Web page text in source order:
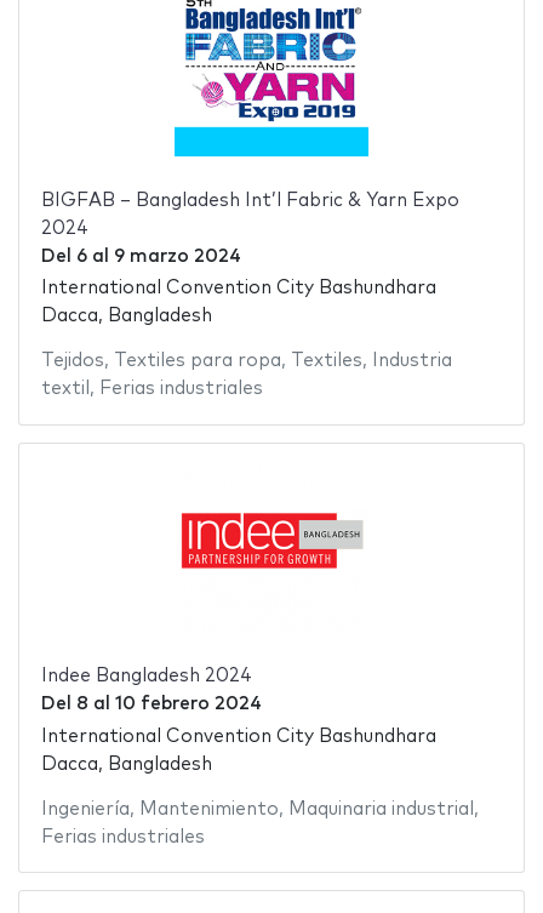
BIGFAB – Bangladesh Int’l Fabric & Yarn Expo
2024
Del 6al 9 marzo 2024
International Convention City Bashundhara
Dacca, Bangladesh
Tejidos, Textiles para ropa, Textiles,
Industria
textil , Ferias industriales
Indee Bangladesh 2024
Del 8 al 10 febrero 2024
International Convention City Bashundhara
Dacca, Bangladesh
Ingeniería, Mantenimiento, Maquinaria industrial ,
Ferias industriales